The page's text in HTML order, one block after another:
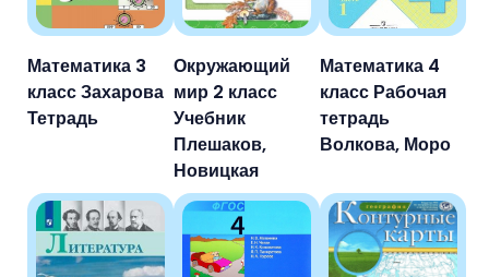
Математика 3
класс Захарова
Тетрадь
Окружающий
мир 2 класс
Учебник
Плешаков,
Новицкая
Математика 4
класс Рабочая
тетрадь
Волкова, Моро